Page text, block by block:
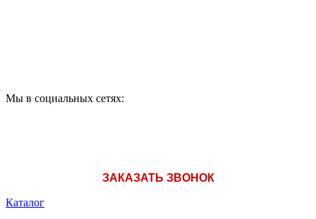
Мы в социальных сетях:
ЗАКАЗАТЬ ЗВОНОК
Каталог